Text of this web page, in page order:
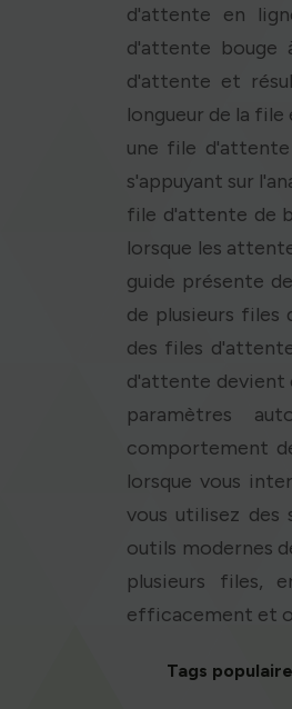
d'attente en
d'attente bouge
d'attente et
longueur de la
une file
s'appuyant sur
file d'attente de
lorsque les
guide présente
de plusieurs
des files
d'attente devient
paramètres
comportement
lorsque vous
vous utilisez des
outils modernes
plusieurs files,
efficacement et
Tags